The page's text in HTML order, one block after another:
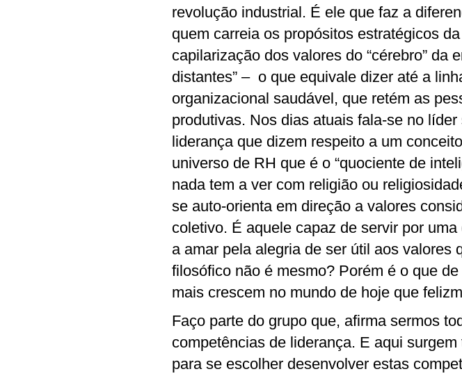
revolução industrial. É ele que faz a
quem carreia os propósitos estratégicos
capilarização dos valores do “cérebro” da
distantes” – o que equivale dizer até a
organizacional saudável, que retém as
produtivas. Nos dias atuais fala-se no
liderança que dizem respeito a um
universo de RH que é o “quociente de
nada tem a ver com religião ou
se auto-orienta em direção a valores
coletivo. É aquele capaz de servir por
a amar pela alegria de ser útil aos valores
filosófico não é mesmo? Porém é o que
mais crescem no mundo de hoje que
Faço parte do grupo que, afirma sermos
competências de liderança. E aqui
para se escolher desenvolver estas